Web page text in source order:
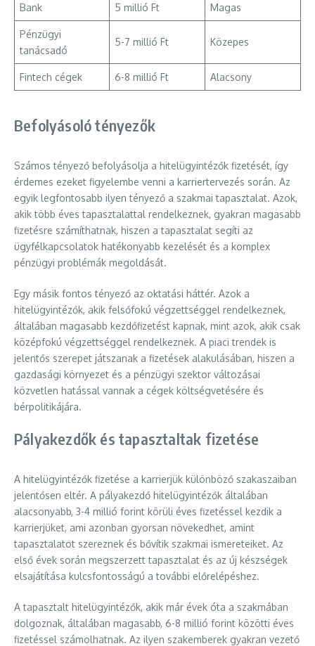
Bank 5 millió Ft Magas
Pénzügyi
tanácsadó
5-7 millió Ft Közepes
Fintech cégek 6-8 millió Ft Alacsony
Befolyásoló tényezők
Számos tényező befolyásolja a hitelügyintézők fizetését, így
érdemes ezeket figyelembe venni a karriertervezés során. Az
egyik legfontosabb ilyen tényező a szakmai tapasztalat. Azok,
akik több éves tapasztalattal rendelkeznek, gyakran magasabb
fizetésre számíthatnak, hiszen a tapasztalat segíti az
ügyfélkapcsolatok hatékonyabb kezelését és a komplex
pénzügyi problémák megoldását.
Egy másik fontos tényező az oktatási háttér. Azok a
hitelügyintézők, akik felsőfokú végzettséggel rendelkeznek,
általában magasabb kezdőfizetést kapnak, mint azok, akik csak
középfokú végzettséggel rendelkeznek. A piaci trendek is
jelentős szerepet játszanak a fizetések alakulásában, hiszen a
gazdasági környezet és a pénzügyi szektor változásai
közvetlen hatással vannak a cégek költségvetésére és
bérpolitikájára.
Pályakezdők és tapasztaltak fizetése
A hitelügyintézők fizetése a karrierjük különböző szakaszaiban
jelentősen eltér. A pályakezdő hitelügyintézők általában
alacsonyabb, 3-4 millió forint körüli éves fizetéssel kezdik a
karrierjüket, ami azonban gyorsan növekedhet, amint
tapasztalatot szereznek és bővítik szakmai ismereteiket. Az
első évek során megszerzett tapasztalat és az új készségek
elsajátítása kulcsfontosságú a további előrelépéshez.
A tapasztalt hitelügyintézők, akik már évek óta a szakmában
dolgoznak, általában magasabb, 6-8 millió forint közötti éves
fizetéssel számolhatnak. Az ilyen szakemberek gyakran vezető